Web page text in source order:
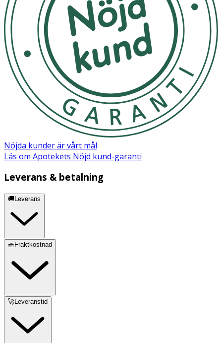
Nöjda kunder är vårt mål
Läs om Apotekets Nöjd kund-garanti
Leverans & betalning
🚚Leverans
🧺Fraktkostnad
🚀Leveranstid